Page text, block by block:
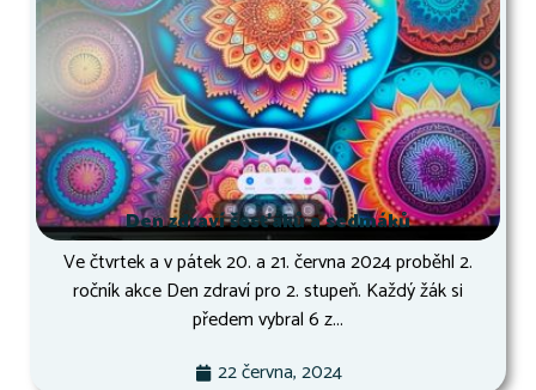
Den zdraví šesťáků a sedmáků
Ve čtvrtek a v pátek 20. a 21. června 2024 proběhl 2.
ročník akce Den zdraví pro 2. stupeň. Každý žák si
předem vybral 6 z...
22 června, 2024